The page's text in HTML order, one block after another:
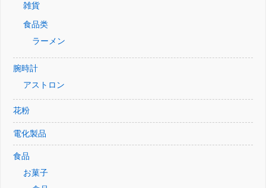
雑貨
食品类
ラーメン
腕時計
アストロン
花粉
電化製品
食品
お菓子